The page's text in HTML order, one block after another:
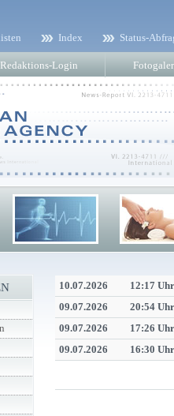
Index Status-
Redaktions-Login
10.07.2026
12:17 Uhr
09.07.2026
20:54 Uhr
09.07.2026
17:26 Uhr
09.07.2026
16:30 Uhr